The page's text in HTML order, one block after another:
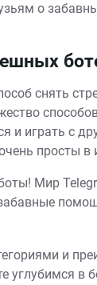
о
снять
и играть с
просты в
Мир
и
углубимся в